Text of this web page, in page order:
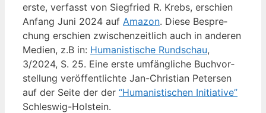
ers­te, ver­fasst von Sieg­fried R. Krebs, erschien
Anfang Juni 2024 auf Ama­zon. Die­se Bespre­
chung erschien zwi­schen­zeit­lich auch in ande­ren
Medi­en, z.B in: Huma­nis­ti­sche Rund­schau,
3/2024, S. 25. Eine ers­te umfäng­li­che Buch­vor­
stel­lung ver­öf­fent­lich­te Jan-Chris­ti­an Peter­sen
auf der Sei­te der der “Huma­nis­ti­schen Initia­ti­ve”
Schleswig-Holstein.